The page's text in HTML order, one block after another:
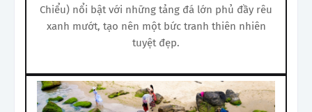
Chiểu) nổi bật với những tảng đá lớn phủ đầy rêu
xanh mướt, tạo nên một bức tranh thiên nhiên
tuyệt đẹp.